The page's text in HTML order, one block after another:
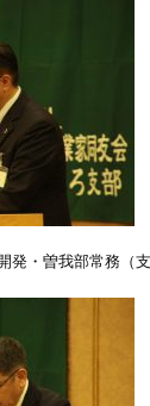
発・曽我部常務（